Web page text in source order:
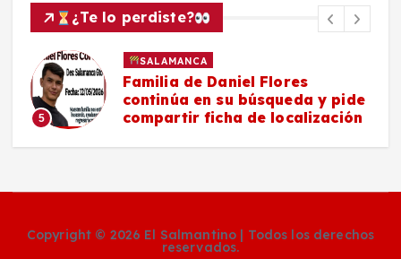
¿Te lo perdiste?
5
SALAMANCA
Familia de Daniel Flores
continúa en su búsqueda y pide
compartir ficha de localización
Copyright © 2026 El Salmantino | Todos los derechos
reservados.